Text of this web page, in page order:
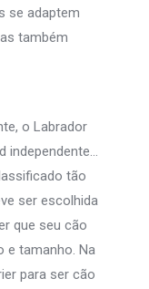
se adaptem
também
o Labrador
independente…
tão
ser escolhida
que seu cão
e tamanho. Na
para ser cão